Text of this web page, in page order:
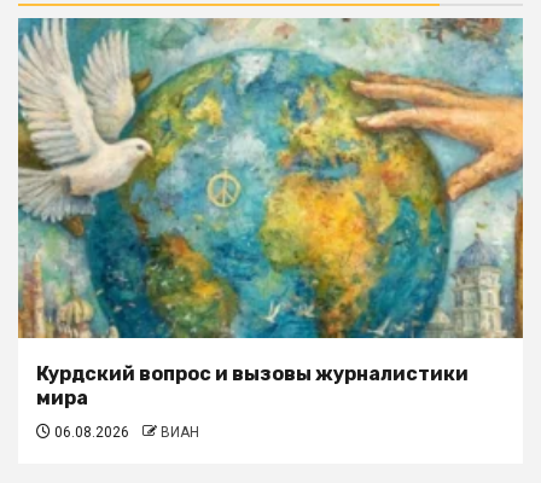
Курдский вопрос и вызовы журналистики
мира
06.08.2026 ВИАН